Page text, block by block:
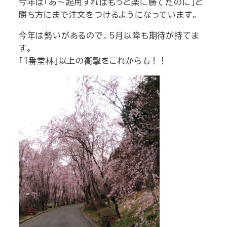
今年は「あ～起用すればもっと楽に勝てたのに」と
勝ち方にまで注文をつけるようになっています。
今年は勢いがあるので、5月以降も期待が持てま
す。
「1番堂林」以上の衝撃をこれからも！！